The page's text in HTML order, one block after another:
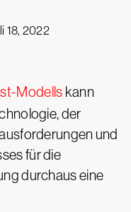
18, 2022
Modells kann
der
und
für die
durchaus eine